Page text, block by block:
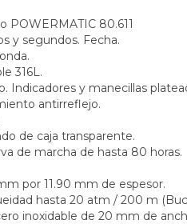
POWERMATIC 80.611
y segundos. Fecha.
316L.
Indicadores y manecillas
antirreflejo.
de caja transparente.
de marcha de hasta 80 horas.
por 11.90 mm de espesor.
hasta 20 atm / 200 m
inoxidable de 20 mm de